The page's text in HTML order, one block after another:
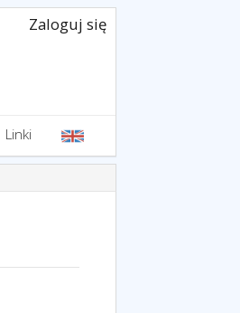
Zaloguj się
Linki